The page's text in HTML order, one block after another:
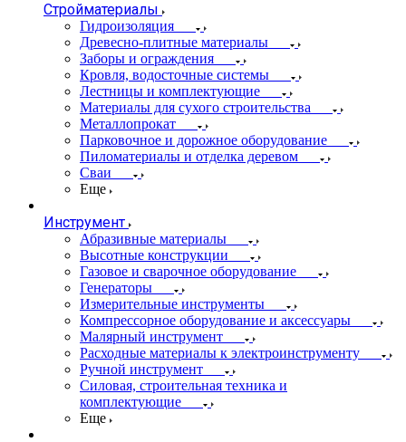
Стройматериалы
Гидроизоляция
Древесно-плитные материалы
Заборы и ограждения
Кровля, водосточные системы
Лестницы и комплектующие
Материалы для сухого строительства
Металлопрокат
Парковочное и дорожное оборудование
Пиломатериалы и отделка деревом
Сваи
Еще
Инструмент
Абразивные материалы
Высотные конструкции
Газовое и сварочное оборудование
Генераторы
Измерительные инструменты
Компрессорное оборудование и аксессуары
Малярный инструмент
Расходные материалы к электроинструменту
Ручной инструмент
Силовая, строительная техника и
комплектующие
Еще